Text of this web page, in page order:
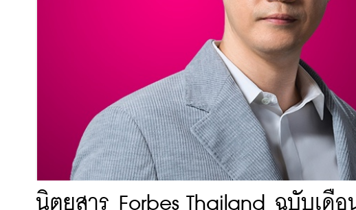
นิตยสาร Forbes Thailand ฉบับเ